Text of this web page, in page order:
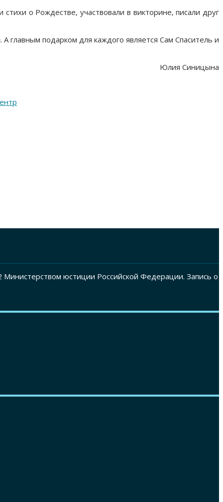
о Рождестве, участвовали в викторине, писали друг
главным подарком для каждого является Сам Спаситель и
Юлия Синицына
юстиции Российской Федерации. Запись о